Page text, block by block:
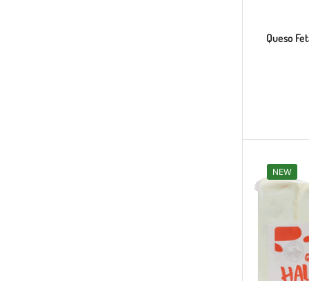
Queso
NEW